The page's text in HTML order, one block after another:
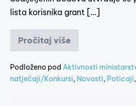
lista korisnika grant […]
Pročitaj više
Podloženo pod Aktivnosti
natječaji/Konkursi, Novosti, Poticaji,